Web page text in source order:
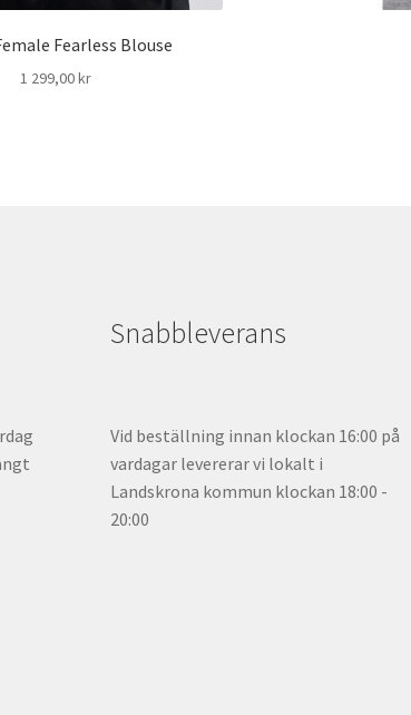
Fearless Blouse
1 299,00kr
Snabbleverans
Vid beställning innan klockan 16:00 på
vardagar levererar vi lokalt i
Landskrona kommun klockan 18:00 -
20:00